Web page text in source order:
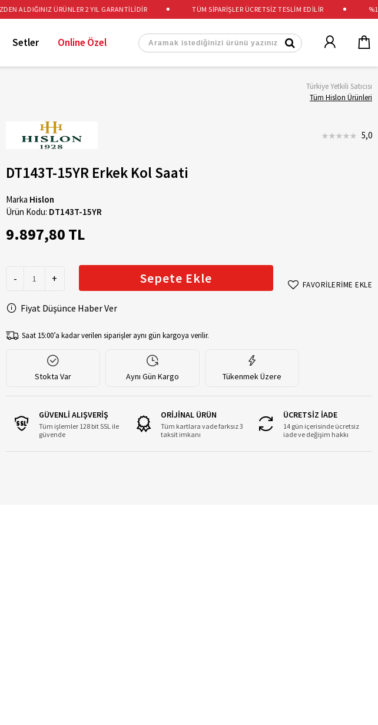
TÜM SİPARİŞLER ÜCRETSİZ TESLİM EDİLİR %100
ALDIĞINIZ ÜRÜNLER 2 YIL GARANTİLİDİR
Setler Online Özel
Türkiye Yetkili Satıcısı
Tüm Hislon Ürünleri
5,0
DT143T-15YR Erkek Kol Saati
Marka Hislon
Ürün Kodu: DT143T-15YR
9.897,80 TL
- + Sepete Ekle FAVORİLERİME EKLE
Fiyat Düşünce Haber Ver
Saat 15:00’a kadar verilen siparişler aynı gün kargoya verilir.
Stokta Var Aynı Gün Kargo Tükenmek Üzere
GÜVENLİ ALIŞVERİŞ
Tüm işlemler 128 bit SSL ile
güvende
ORİJİNAL ÜRÜN
Tüm kartlara vade farksız 3
taksit imkanı
ÜCRETSİZ İADE
14 gün içerisinde ücretsiz
iade ve değişim hakkı